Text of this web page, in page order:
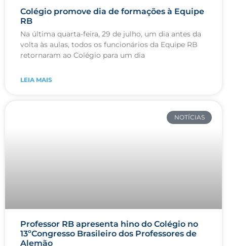
Colégio promove dia de formações à Equipe
RB
Na última quarta-feira, 29 de julho, um dia antes da
volta às aulas, todos os funcionários da Equipe RB
retornaram ao Colégio para um dia
LEIA MAIS
NOTÍCIAS
Professor RB apresenta hino do Colégio no
13ºCongresso Brasileiro dos Professores de
Alemão